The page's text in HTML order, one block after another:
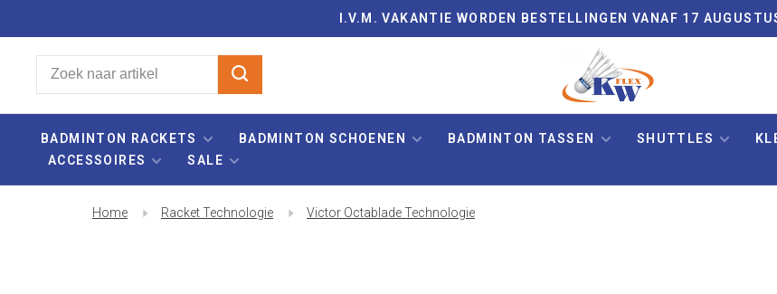
I.V.M. VAKANTIE WORDEN BESTELLINGEN VANAF 17
BADMINTON RACKETS BADMINTON SCHOENEN BADMINTON TASSEN SHUTTLES
ACCESSOIRES
SALE
Home Racket Technologie Victor Octablade Technologie